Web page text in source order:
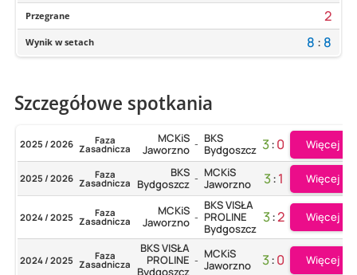
Przegrane 2
Wynik w setach 8 : 8
Szczegółowe spotkania
2025 / 2026 Faza
Zasadnicza
MCKiS
Jaworzno - BKS
Bydgoszcz 3:0 Więcej
2025 / 2026 Faza
Zasadnicza
BKS
Bydgoszcz - MCKiS
Jaworzno
3:1 Więcej
2024 / 2025 Faza
Zasadnicza
MCKiS
Jaworzno -
BKS VISŁA
PROLINE
Bydgoszcz
3:2 Więcej
2024 / 2025 Faza
Zasadnicza
BKS VISŁA
PROLINE
Bydgoszcz
- MCKiS
Jaworzno
3:0 Więcej